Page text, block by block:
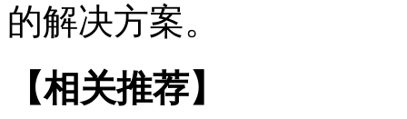
的解决方案。
【相关推荐】